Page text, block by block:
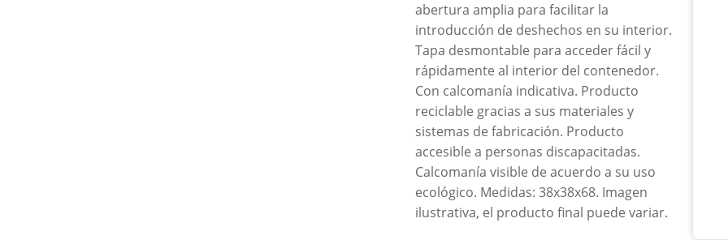
abertura amplia para facilitar la
introducción de deshechos en su interior.
Tapa desmontable para acceder fácil y
rápidamente al interior del contenedor.
Con calcomanía indicativa. Producto
reciclable gracias a sus materiales y
sistemas de fabricación. Producto
accesible a personas discapacitadas.
Calcomanía visible de acuerdo a su uso
ecológico. Medidas: 38x38x68. Imagen
ilustrativa, el producto final puede variar.